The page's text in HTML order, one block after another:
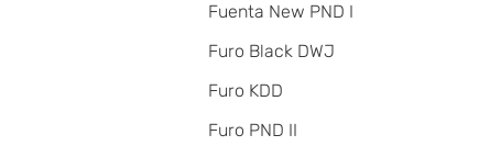
Fuenta New PND I
Furo Black DWJ
Furo KDD
Furo PND II